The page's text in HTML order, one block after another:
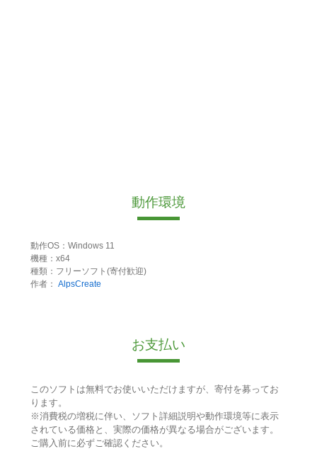
動作環境
動作OS：Windows 11
機種：x64
種類：フリーソフト(寄付歓迎)
作者： AlpsCreate
お支払い
このソフトは無料でお使いいただけますが、寄付を募ってお
ります。
※消費税の増税に伴い、ソフト詳細説明や動作環境等に表示
されている価格と、実際の価格が異なる場合がございます。
ご購入前に必ずご確認ください。